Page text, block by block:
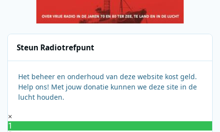
Steun Radiotrefpunt
Het beheer en onderhoud van deze website kost geld.
Help ons! Met jouw donatie kunnen we deze site in de
lucht houden.